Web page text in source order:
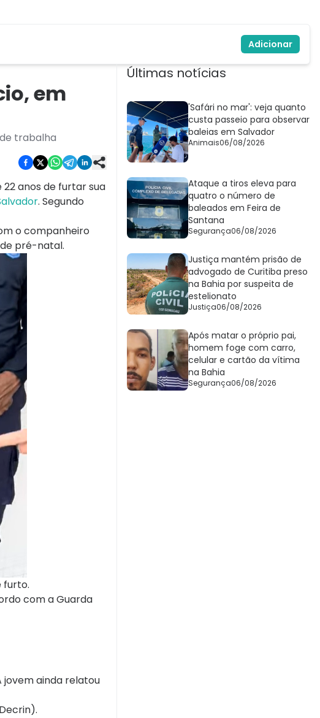
Adicionar
em
trabalha
anos de furtar sua
. Segundo
o companheiro
pré-natal.
furto.
com a Guarda
jovem ainda relatou
Últimas notícias
'Safári no mar': veja quanto
custa passeio para observar
baleias em Salvador
Animais06/08/2026
Ataque a tiros eleva para
quatro o número de
baleados em Feira de
Santana
Segurança06/08/2026
Justiça mantém prisão de
advogado de Curitiba preso
na Bahia por suspeita de
estelionato
Justiça06/08/2026
Após matar o próprio pai,
homem foge com carro,
celular e cartão da vítima
na Bahia
Segurança06/08/2026